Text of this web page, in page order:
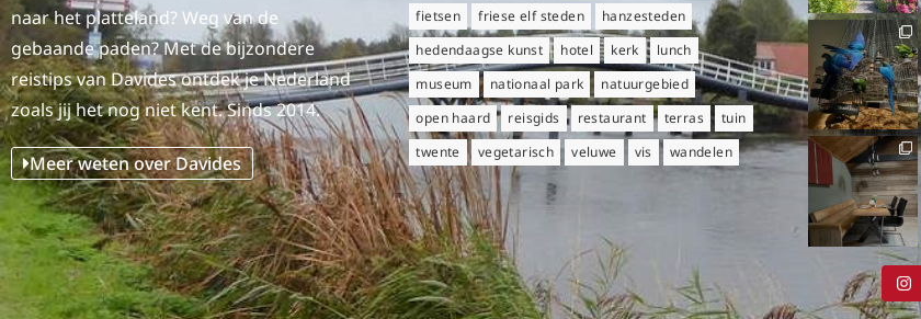
naar het platteland? Weg van de
gebaande paden? Met de bijzondere
reistips van Davides ontdek je Nederland
zoals jij het nog niet kent. Sinds 2014.
Meer weten over Davides
fietsen
friese elf steden
hanzesteden
hedendaagse kunst
hotel kerk
lunch
museum
nationaal park
natuurgebied
open haard
reisgids restaurant terras
tuin
twente
vegetarisch veluwe vis wandelen